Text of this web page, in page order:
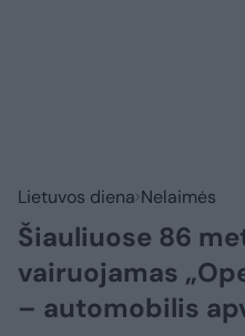
Lietuvos diena Nelaimės
Šiauliuose 86
vairuojamas
– automobilis